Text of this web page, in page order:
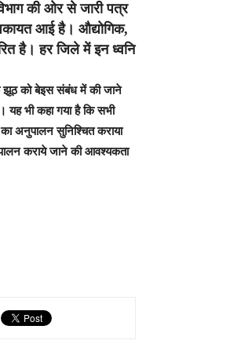
की ओर से जारी पत्र
आई है। औद्योगिक,
है। हर जिले में इन ध्वनि
के झूठ को बेइस संबंध में की जाने
यह भी कहा गया है कि सभी
अनुपालन सुनिश्चित कराया
कराये जाने की आवश्यकता